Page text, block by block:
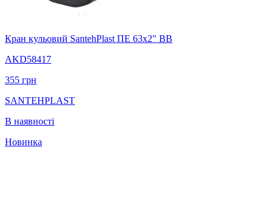
Кран кульовий SantehPlast ПЕ 63х2" ВВ
AKD58417
355 грн
SANTEHPLAST
В наявності
Новинка